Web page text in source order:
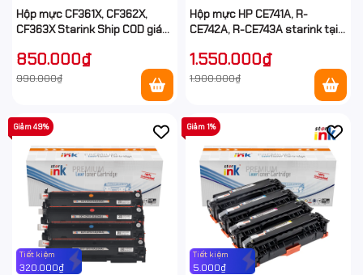
Hộp mực CF361X, CF362X,
CF363X Starink Ship COD giá
850.000₫
990.000₫
Hộp mực HP CE741A, R-
CE742A, R-CE743A starink tại
1.550.000₫
1.900.000₫
Tiết kiệm
320.000₫
Giảm 49%
Tiết kiệm
5.000₫
Giảm 1%